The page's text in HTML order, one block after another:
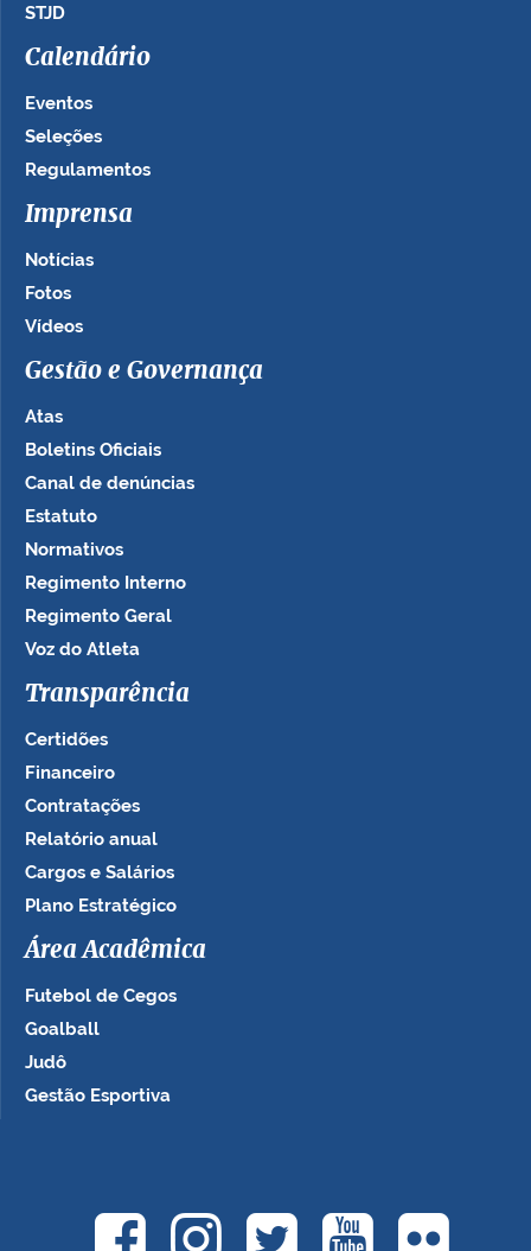
STJD
Calendário
Eventos
Seleções
Regulamentos
Imprensa
Notícias
Fotos
Vídeos
Gestão e Governança
Atas
Boletins Oficiais
Canal de denúncias
Estatuto
Normativos
Regimento Interno
Regimento Geral
Voz do Atleta
Transparência
Certidões
Financeiro
Contratações
Relatório anual
Cargos e Salários
Plano Estratégico
Área Acadêmica
Futebol de Cegos
Goalball
Judô
Gestão Esportiva